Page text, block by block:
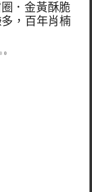
．金黃酥脆
，百年肖楠
0